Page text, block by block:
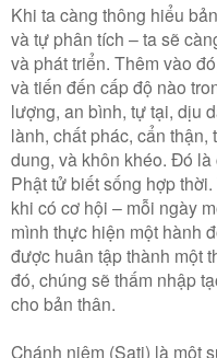
Khi ta càng thông hiểu
và tự phân tích – ta sẽ
và phát triển. Thêm vào
và tiến đến cấp độ nào
lượng, an bình, tự tại, dịu
lành, chất phác, cẩn thận,
dung, và khôn khéo. Ðó
Phật tử biết sống hợp
khi có cơ hội – mỗi ngày
mình thực hiện một hành
được huân tập thành một
đó, chúng sẽ thấm nhập
cho bản thân.
Chánh niệm (Sati) là một